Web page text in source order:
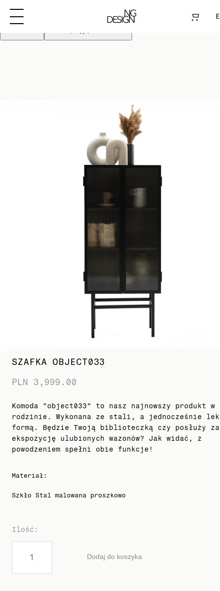
strony. Kontynuując akceptujesz pliki
SZAFKA OBJECT033
PLN 3,999.00
Komoda "object033" to nasz najnowszy produkt w
rodzinie. Wykonana ze stali, a jednocześnie
formą. Będzie Twoją biblioteczką czy posłuży za
ekspozycję ulubionych wazonów? Jak widać, z
powodzeniem spełni obie funkcje!
Materiał :
Szkło Stal malowana proszkowo
Ilość :
Dodaj do koszyka